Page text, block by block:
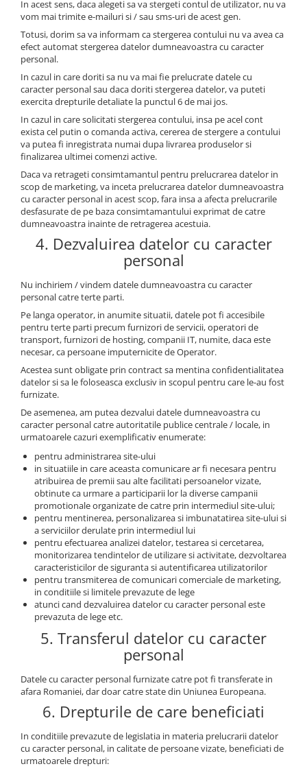
In acest sens, daca alegeti sa va stergeti contul de utilizator, nu va
vom mai trimite e-mailuri si / sau sms-uri de acest gen.
Totusi, dorim sa va informam ca stergerea contului nu va avea ca
efect automat stergerea datelor dumneavoastra cu caracter
personal.
In cazul in care doriti sa nu va mai fie prelucrate datele cu
caracter personal sau daca doriti stergerea datelor, va puteti
exercita drepturile detaliate la punctul 6 de mai jos.
In cazul in care solicitati stergerea contului, insa pe acel cont
exista cel putin o comanda activa, cererea de stergere a contului
va putea fi inregistrata numai dupa livrarea produselor si
finalizarea ultimei comenzi active.
Daca va retrageti consimtamantul pentru prelucrarea datelor in
scop de marketing, va inceta prelucrarea datelor dumneavoastra
cu caracter personal in acest scop, fara insa a afecta prelucrarile
desfasurate de pe baza consimtamantului exprimat de catre
dumneavoastra inainte de retragerea acestuia.
4. Dezvaluirea datelor cu caracter
personal
Nu inchiriem / vindem datele dumneavoastra cu caracter
personal catre terte parti.
Pe langa operator, in anumite situatii, datele pot fi accesibile
pentru terte parti precum furnizori de servicii, operatori de
transport, furnizori de hosting, companii IT, numite, daca este
necesar, ca persoane imputernicite de Operator.
Acestea sunt obligate prin contract sa mentina confidentialitatea
datelor si sa le foloseasca exclusiv in scopul pentru care le-au fost
furnizate.
De asemenea, am putea dezvalui datele dumneavoastra cu
caracter personal catre autoritatile publice centrale / locale, in
urmatoarele cazuri exemplificativ enumerate:
pentru administrarea site-ului
in situatiile in care aceasta comunicare ar fi necesara pentru
atribuirea de premii sau alte facilitati persoanelor vizate,
obtinute ca urmare a participarii lor la diverse campanii
promotionale organizate de catre prin intermediul site-ului;
pentru mentinerea, personalizarea si imbunatatirea site-ului si
a serviciilor derulate prin intermediul lui
pentru efectuarea analizei datelor, testarea si cercetarea,
monitorizarea tendintelor de utilizare si activitate, dezvoltarea
caracteristicilor de siguranta si autentificarea utilizatorilor
pentru transmiterea de comunicari comerciale de marketing,
in conditiile si limitele prevazute de lege
atunci cand dezvaluirea datelor cu caracter personal este
prevazuta de lege etc.
5. Transferul datelor cu caracter
personal
Datele cu caracter personal furnizate catre pot fi transferate in
afara Romaniei, dar doar catre state din Uniunea Europeana.
6. Drepturile de care beneficiati
In conditiile prevazute de legislatia in materia prelucrarii datelor
cu caracter personal, in calitate de persoane vizate, beneficiati de
urmatoarele drepturi: